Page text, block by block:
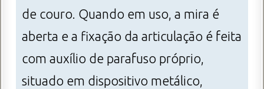
de couro. Quando em uso, a mira é
aberta e a fixação da articulação é feita
com auxílio de parafuso próprio,
situado em dispositivo metálico,